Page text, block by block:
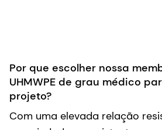
a membrana Ulteeva Purity™ é
implantação de longo prazo –
Trata-se de um material
μm) e respirável, com uma